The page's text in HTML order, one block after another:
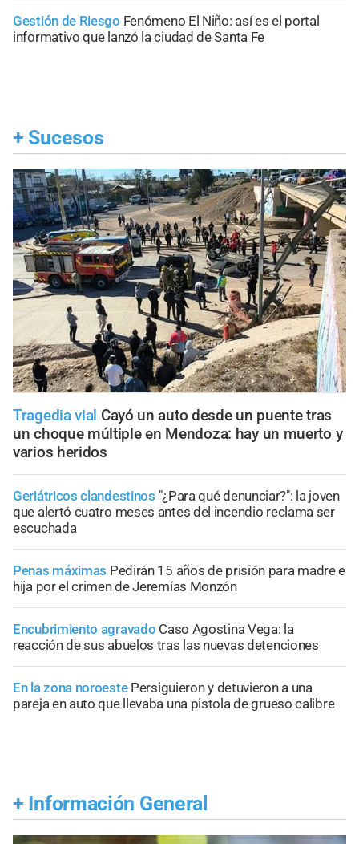
Gestión de Riesgo Fenómeno El Niño: así es el portal
informativo que lanzó la ciudad de Santa Fe
+ Sucesos
Tragedia vial Cayó un auto desde un puente tras
un choque múltiple en Mendoza: hay un muerto y
varios heridos
Geriátricos clandestinos "¿Para qué denunciar?": la joven
que alertó cuatro meses antes del incendio reclama ser
escuchada
Penas máximas Pedirán 15 años de prisión para madre e
hija por el crimen de Jeremías Monzón
Encubrimiento agravado Caso Agostina Vega: la
reacción de sus abuelos tras las nuevas detenciones
En la zona noroeste Persiguieron y detuvieron a una
pareja en auto que llevaba una pistola de grueso calibre
+ Información General